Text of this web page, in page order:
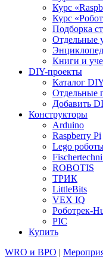
Курс
Курс
Подборка
Отдельные
Книги и
DIY-проекты
Каталог
Отдельные
Добавить
Конструкторы
Arduino
Raspberry Pi
Lego
ROBOTIS
ТРИК
LittleBits
VEX IQ
Роботрек-
PIC
Купить
WRO и ВРО |